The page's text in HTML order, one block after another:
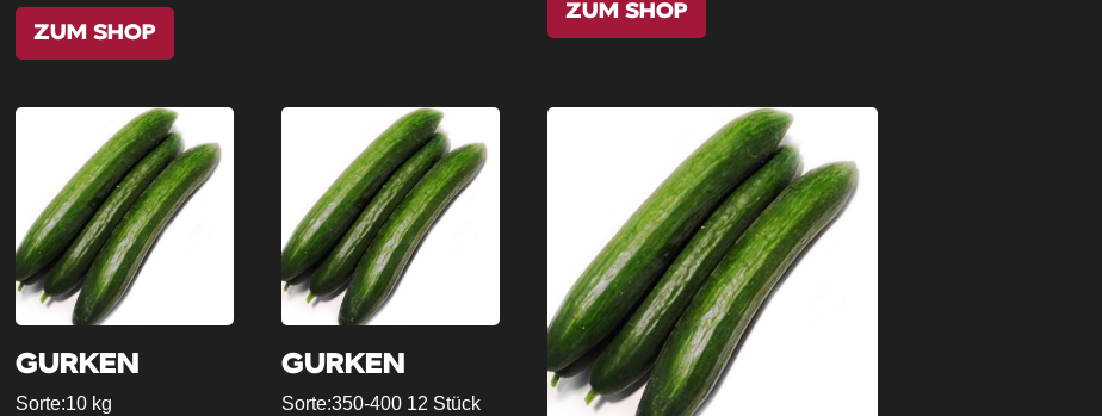
ZUM SHOP
ZUM SHOP
GURKEN
Sorte:10 kg
GURKEN
Sorte:350-400 12 Stück